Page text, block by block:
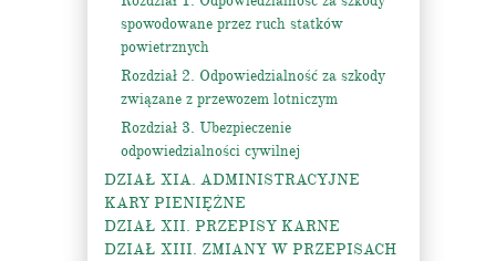
spowodowane przez ruch statków
powietrznych
Rozdział 2. Odpowiedzialność za szkody
związane z przewozem lotniczym
Rozdział 3. Ubezpieczenie
odpowiedzialności cywilnej
DZIAŁ XIA. ADMINISTRACYJNE
KARY PIENIĘŻNE
DZIAŁ XII. PRZEPISY KARNE
DZIAŁ XIII. ZMIANY W PRZEPISACH